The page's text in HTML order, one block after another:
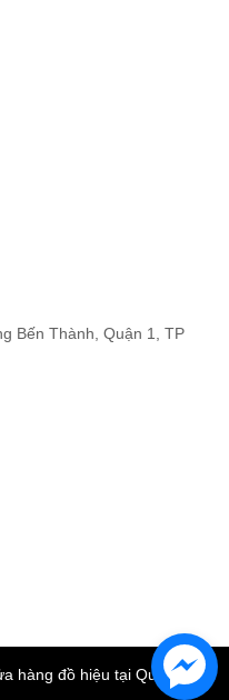
Bến Thành, Quận 1, TP
hàng đồ hiệu tại Quận 1 TP